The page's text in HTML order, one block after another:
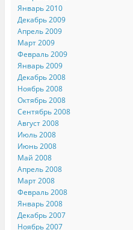
Январь 2010
Декабрь 2009
Апрель 2009
Март 2009
Февраль 2009
Январь 2009
Декабрь 2008
Ноябрь 2008
Октябрь 2008
Сентябрь 2008
Август 2008
Июль 2008
Июнь 2008
Май 2008
Апрель 2008
Март 2008
Февраль 2008
Январь 2008
Декабрь 2007
Ноябрь 2007